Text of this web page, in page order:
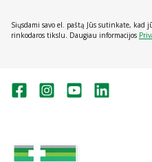
Siųsdami savo el. paštą Jūs sutinkate,
rinkodaros tikslu. Daugiau informacijos